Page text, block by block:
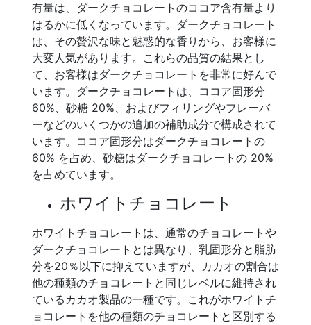
有量は、ダークチョコレートのココア含有量より
はるかに低くなっています。ダークチョコレート
は、その贅沢な味と魅惑的な香りから、お客様に
大変人気があります。これらの品質の結果とし
て、お客様はダークチョコレートを非常に好んで
います。ダークチョコレートは、ココア固形分
60%、砂糖 20%、およびフィリングやフレーバ
ーなどのいくつかの追加の補助成分で構成されて
います。ココア固形分はダークチョコレートの
60% を占め、砂糖はダークチョコレートの 20%
を占めています。
ホワイトチョコレート
ホワイトチョコレートは、通常のチョコレートや
ダークチョコレートとは異なり、乳固形分と脂肪
分を20％以下に抑えていますが、カカオの割合は
他の種類のチョコレートと同じレベルに維持され
ているカカオ製品の一種です。これがホワイトチ
ョコレートを他の種類のチョコレートと区別する